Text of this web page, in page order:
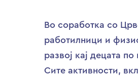
Во соработка со
работилници и
развој кај децата
Сите активности,